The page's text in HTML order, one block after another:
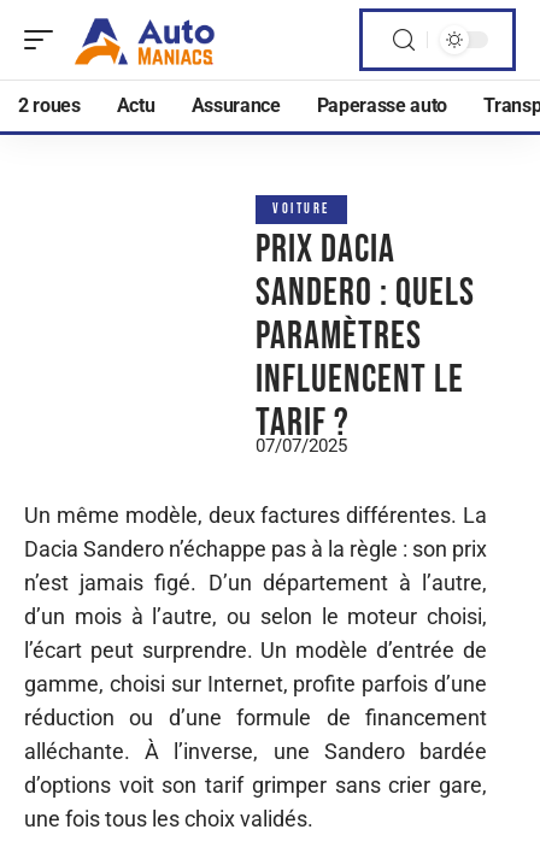
2 roues Actu Assurance Paperasse auto
VOITURE
Prix Dacia
Sandero : quels
paramètres
influencent le
tarif ?
07/07/2025
Un même modèle, deux factures différentes. La
Dacia Sandero n’échappe pas à la règle : son prix
n’est jamais figé. D’un département à l’autre,
d’un mois à l’autre, ou selon le moteur choisi,
l’écart peut surprendre. Un modèle d’entrée de
gamme, choisi sur Internet, profite parfois d’une
réduction ou d’une formule de financement
alléchante. À l’inverse, une Sandero bardée
d’options voit son tarif grimper sans crier gare,
une fois tous les choix validés.